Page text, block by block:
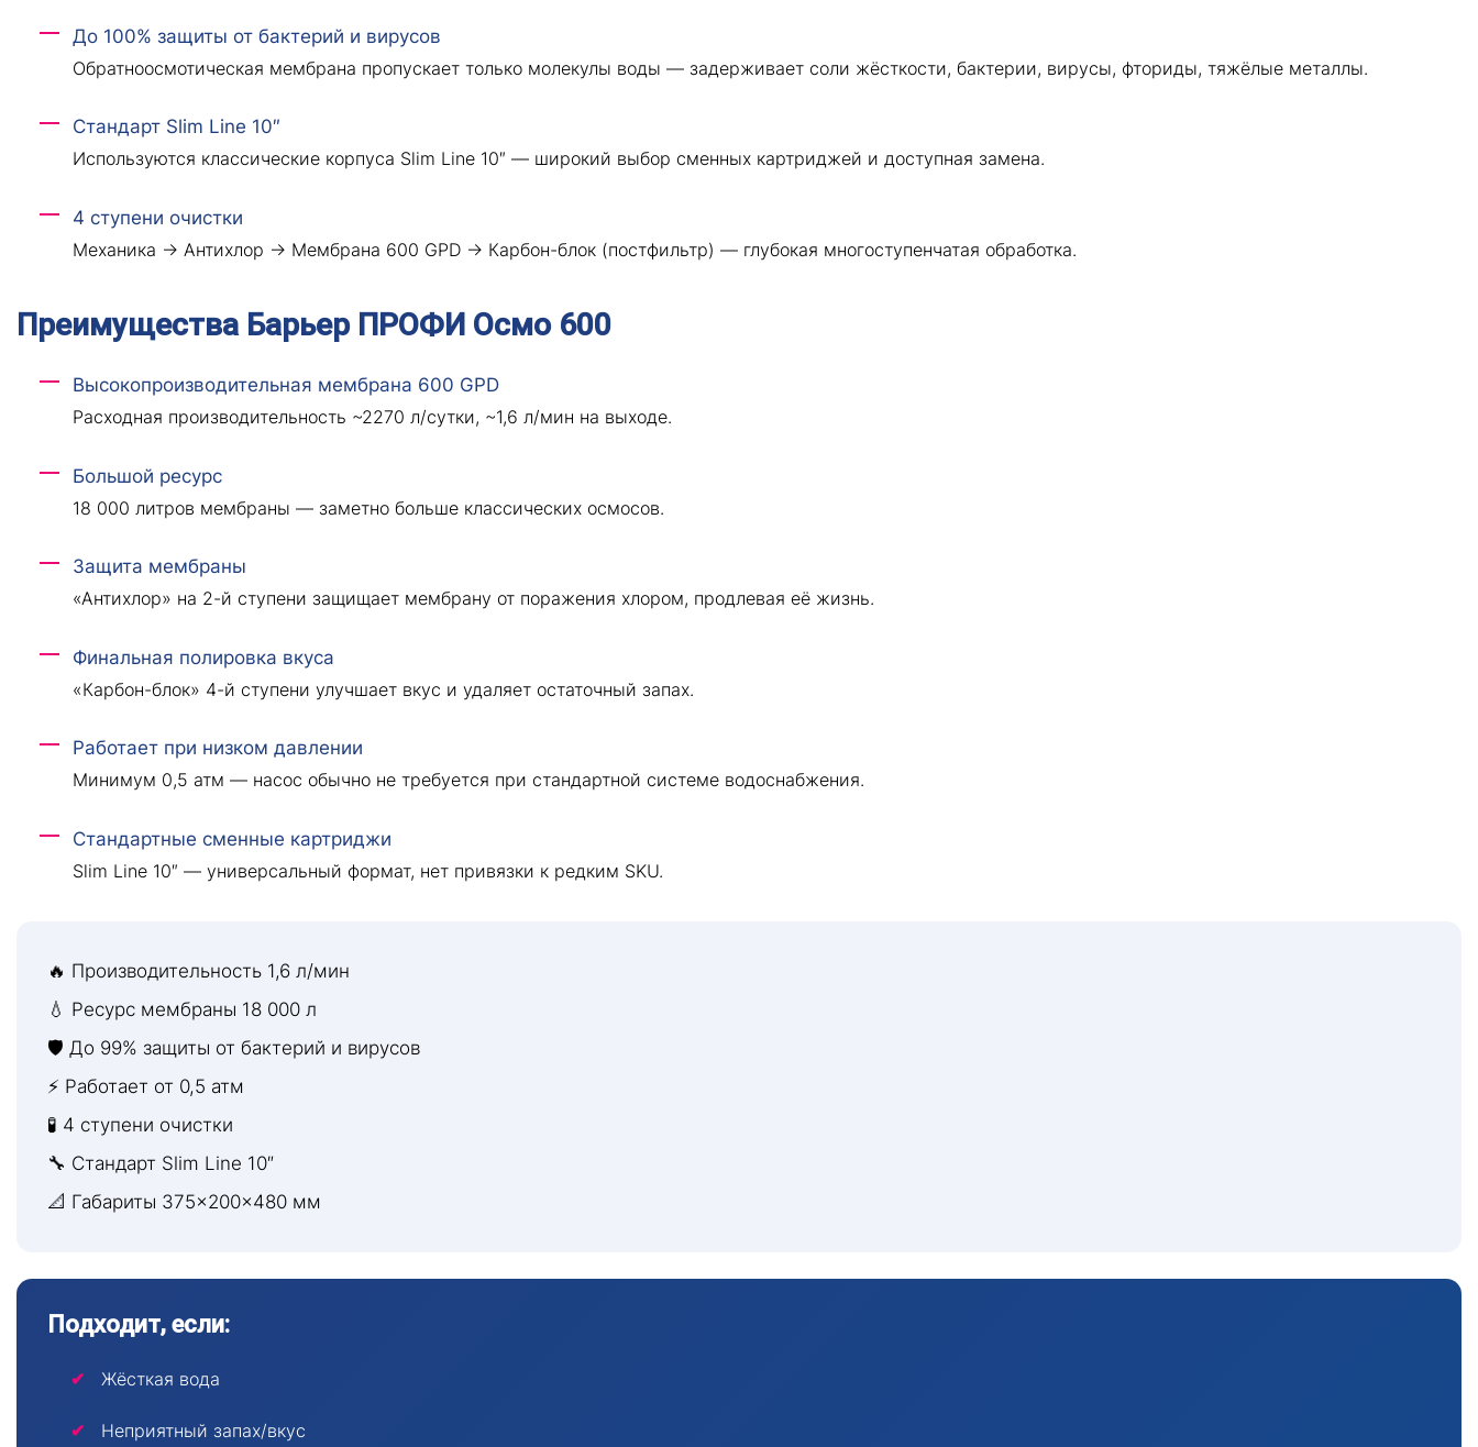
До 100% защиты от бактерий и вирусов
Обратноосмотическая мембрана пропускает только молекулы воды — задерживает соли жёсткости, бактерии, вирусы, фториды, тяжёлые металлы.
Стандарт Slim Line 10″
Используются классические корпуса Slim Line 10″ — широкий выбор сменных картриджей и доступная замена.
4 ступени очистки
Механика → Антихлор → Мембрана 600 GPD → Карбон-блок (постфильтр) — глубокая многоступенчатая обработка.
Преимущества Барьер ПРОФИ Осмо 600
Высокопроизводительная мембрана 600 GPD
Расходная производительность ~2270 л/сутки, ~1,6 л/мин на выходе.
Большой ресурс
18 000 литров мембраны — заметно больше классических осмосов.
Защита мембраны
«Антихлор» на 2-й ступени защищает мембрану от поражения хлором, продлевая её жизнь.
Финальная полировка вкуса
«Карбон-блок» 4-й ступени улучшает вкус и удаляет остаточный запах.
Работает при низком давлении
Минимум 0,5 атм — насос обычно не требуется при стандартной системе водоснабжения.
Стандартные сменные картриджи
Slim Line 10″ — универсальный формат, нет привязки к редким SKU.
🔥 Производительность 1,6 л/мин
💧 Ресурс мембраны 18 000 л
🛡 До 99% защиты от бактерий и вирусов
⚡ Работает от 0,5 атм
🧪 4 ступени очистки
🔧 Стандарт Slim Line 10″
📐 Габариты 375×200×480 мм
Подходит, если:
Жёсткая вода
Неприятный запах/вкус